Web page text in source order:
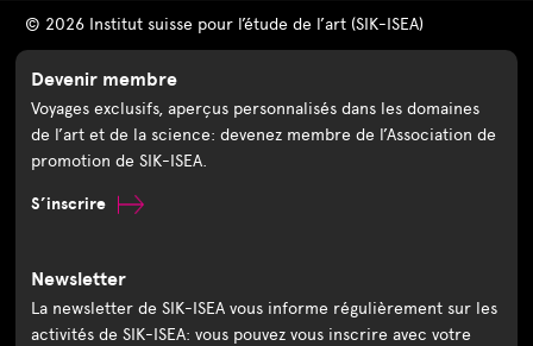
© 2026 Institut suisse pour l’étude de l’art (SIK-ISEA)
Devenir membre
Voyages exclusifs, aperçus personnalisés dans les domaines
de l’art et de la science: devenez membre de l’Association de
promotion de SIK-ISEA.
S’inscrire
Newsletter
La newsletter de SIK-ISEA vous informe régulièrement sur les
activités de SIK-ISEA: vous pouvez vous inscrire avec votre